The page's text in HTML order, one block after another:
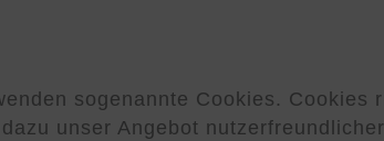
sogenannte Cookies.
unser Angebot